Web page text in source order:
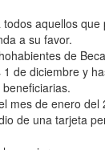
aquellos
a su favor.
de
de diciembre y
mes de enero
de una tarjeta